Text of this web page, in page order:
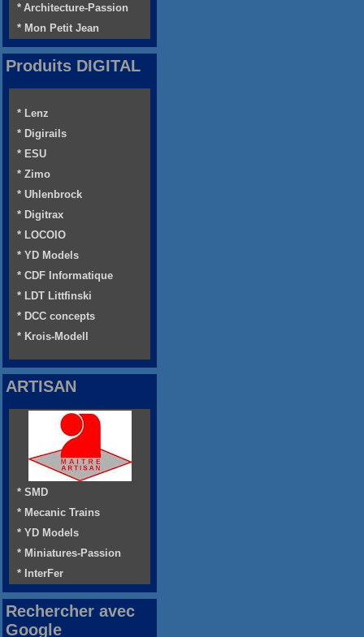
* Architecture-Passion
* Mon Petit Jean
Produits DIGITAL
* Lenz
* Digirails
* ESU
* Zimo
* Uhlenbrock
* Digitrax
* LOCOIO
* YD Models
* CDF Informatique
* LDT Littfinski
* DCC concepts
* Krois-Modell
ARTISAN
* SMD
* Mecanic Trains
* YD Models
* Miniatures-Passion
* InterFer
Rechercher avec
Google